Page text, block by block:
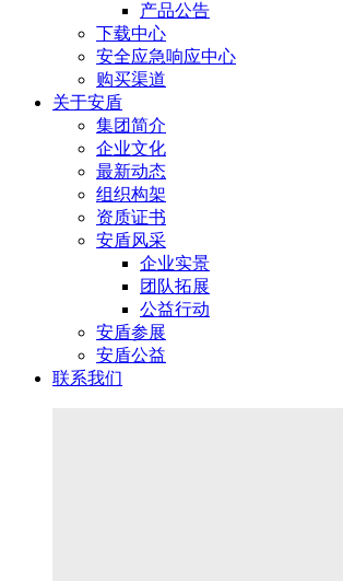
产品公告
下载中心
安全应急响应中心
购买渠道
关于安盾
集团简介
企业文化
最新动态
组织构架
资质证书
安盾风采
企业实景
团队拓展
公益行动
安盾参展
安盾公益
联系我们